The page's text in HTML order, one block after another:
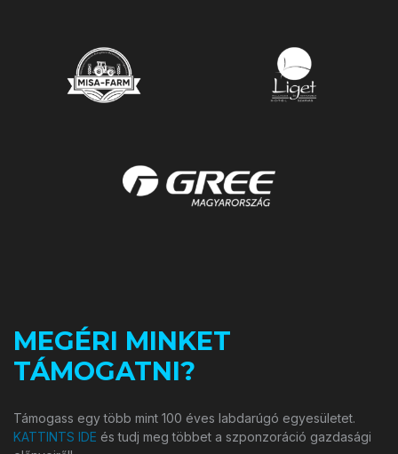
MEGÉRI MINKET
TÁMOGATNI?
Támogass egy több mint 100 éves labdarúgó egyesületet.
KATTINTS IDE és tudj meg többet a szponzoráció gazdasági